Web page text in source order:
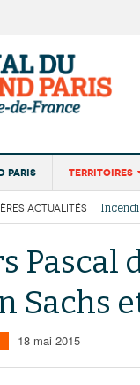
Paris Territoires
Institutions
Services
ACTUALITÉS
La
Les
Pascal
Sachs
18 mai 2015